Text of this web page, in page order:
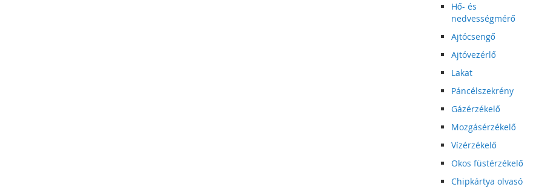
Hő- és
nedvességmérő
Ajtócsengő
Ajtóvezérlő
Lakat
Páncélszekrény
Gázérzékelő
Mozgásérzékelő
Vízérzékelő
Okos füstérzékelő
Chipkártya olvasó